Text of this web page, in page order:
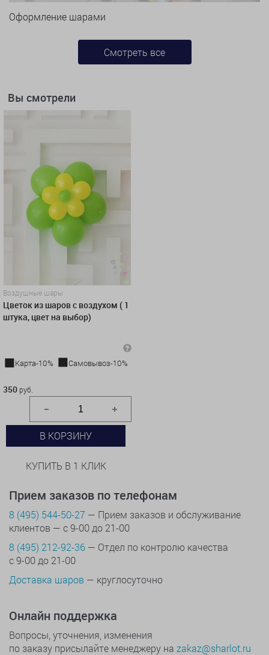
Оформление шарами
Смотреть все
Вы смотрели
Воздушные шары
Цветок из шаров с воздухом ( 1
штука, цвет на выбор)
Карта-10%
Самовывоз-10%
350 руб.
В КОРЗИНУ
КУПИТЬ В 1 КЛИК
Прием заказов по телефонам
8 (495) 544-50-27 — Прием заказов и обслуживание
клиентов — с 9-00 до 21-00
8 (495) 212-92-36 — Отдел по контролю качества
с 9-00 до 21-00
Доставка шаров — круглосуточно
Онлайн поддержка
Вопросы, уточнения, изменения
по заказу присылайте менеджеру на zakaz@sharlot.ru